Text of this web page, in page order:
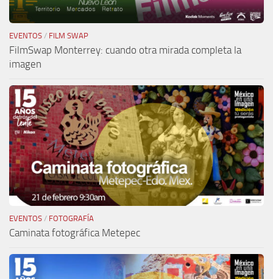
EVENTOS / FILM SWAP
FilmSwap Monterrey: cuando otra mirada completa la
imagen
EVENTOS / FOTOGRAFÍA
Caminata fotográfica Metepec